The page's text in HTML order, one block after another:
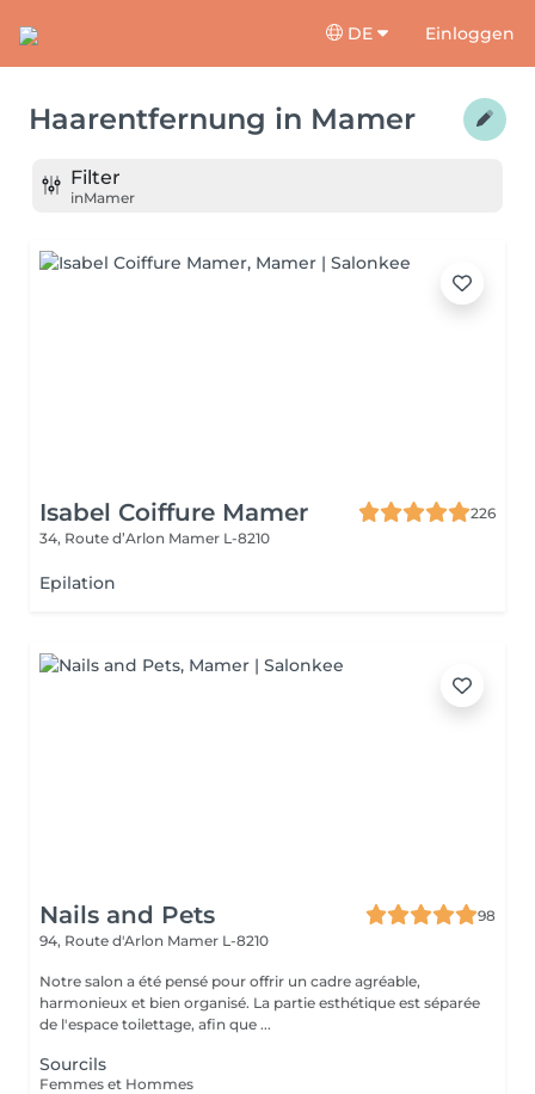
DE Einloggen
Haarentfernung in Mamer
Filter
inMamer
Isabel Coiffure Mamer
226
34, Route d’Arlon Mamer L-8210
Epilation
Nails and Pets
98
94, Route d'Arlon Mamer L-8210
Notre salon a été pensé pour offrir un cadre agréable,
harmonieux et bien organisé. La partie esthétique est séparée
de l'espace toilettage, afin que ...
Sourcils
Femmes et Hommes